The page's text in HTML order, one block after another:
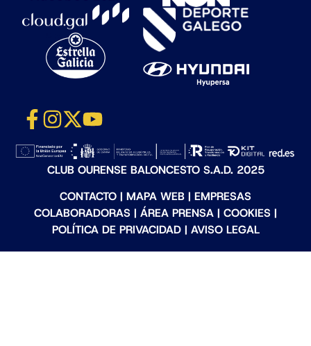
CLUB OURENSE BALONCESTO S.A.D. 2025
CONTACTO | MAPA WEB | EMPRESAS
COLABORADORAS | ÁREA PRENSA | COOKIES |
POLÍTICA DE PRIVACIDAD| AVISO LEGAL